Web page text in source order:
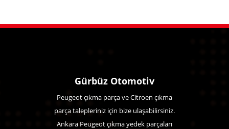
Gürbüz Otomotiv
Peugeot çıkma parça ve Citroen çıkma
parça talepleriniz için bize ulaşabilirsiniz.
Ankara Peugeot çıkma yedek parçaları